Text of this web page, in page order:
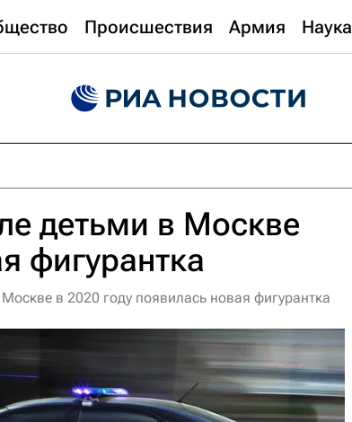
Происшествия Армия Наука
детьми в Москве
фигурантка
в 2020 году появилась новая фигурантка